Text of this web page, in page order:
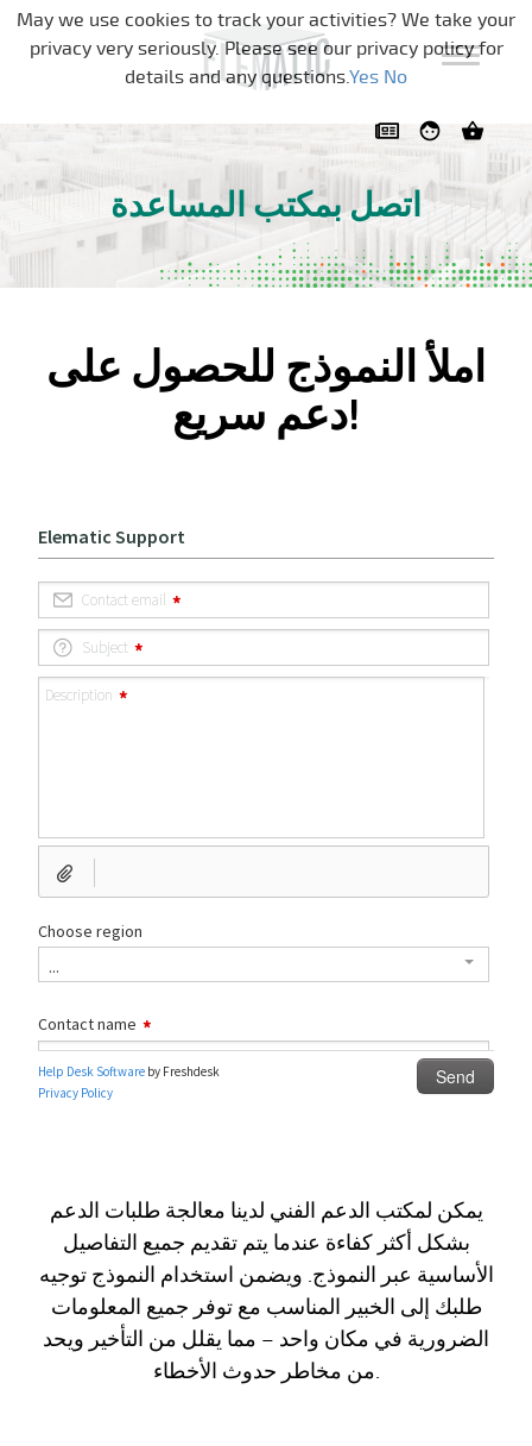
تخطي التنقل
اتصل بمكتب المساعدة
املأ النموذج للحصول على
دعم سريع!
يمكن لمكتب الدعم الفني لدينا معالجة طلبات الدعم
بشكل أكثر كفاءة عندما يتم تقديم جميع التفاصيل
الأساسية عبر النموذج. ويضمن استخدام النموذج توجيه
طلبك إلى الخبير المناسب مع توفر جميع المعلومات
الضرورية في مكان واحد – مما يقلل من التأخير ويحد
من مخاطر حدوث الأخطاء.
May we use cookies to track your activities? We take your
privacy very seriously. Please see our privacy policy for
details and any questions.Yes No